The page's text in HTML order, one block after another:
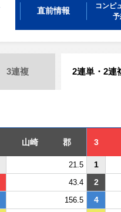
直前情報
コンピ
予
3連複 2連単・2連
山崎 郡 3
21.5
1
43.4
2
156.5
4